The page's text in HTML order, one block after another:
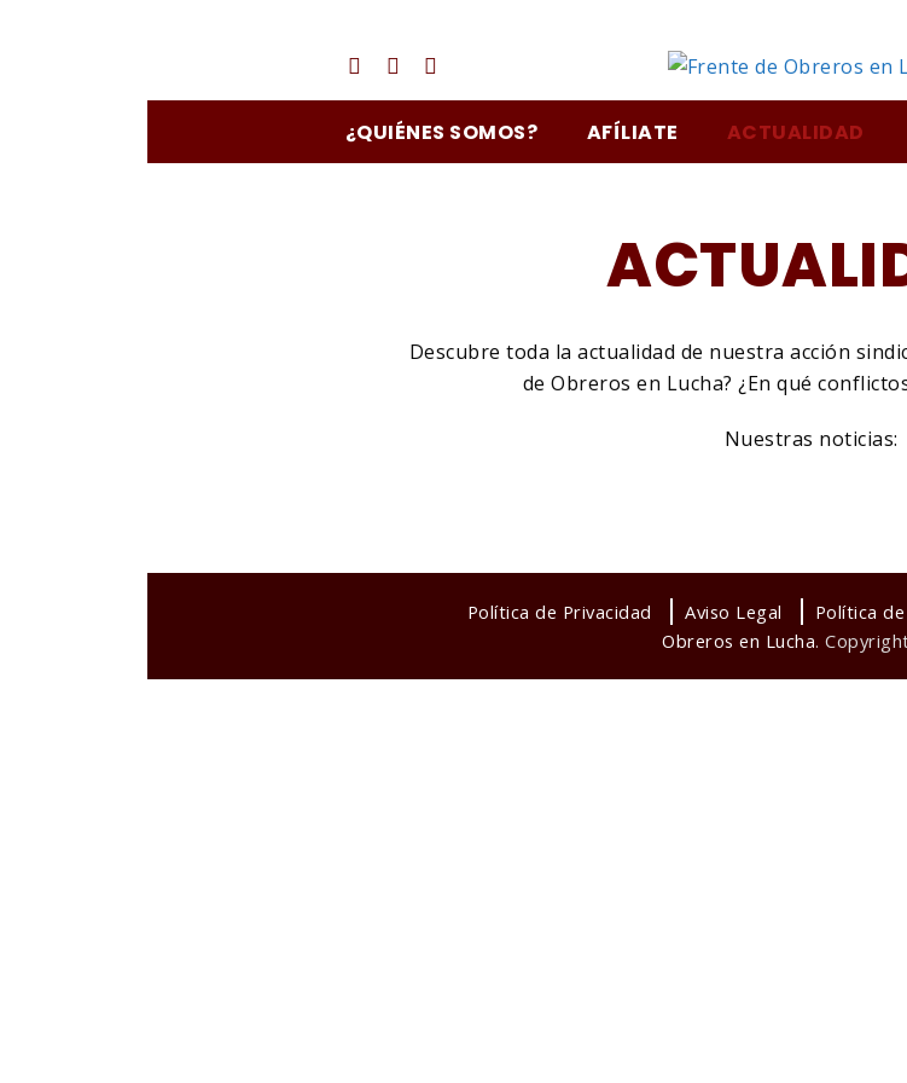
TwitterFacebook
¿QUIÉNES SOMOS? AFÍLIATE ACTUALIDAD
Descubre toda la actualidad de nuestra acción
de Obreros en Lucha? ¿En qué
Nuestras noticias:
Política de Privacidad Aviso Legal Política
Obreros en Lucha.